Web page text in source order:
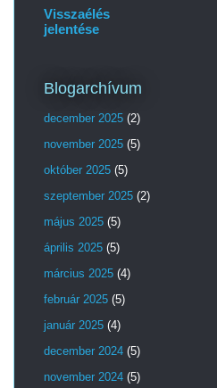
Visszaélés
jelentése
Blogarchívum
december 2025 (2)
november 2025 (5)
október 2025 (5)
szeptember 2025 (2)
május 2025 (5)
április 2025 (5)
március 2025 (4)
február 2025 (5)
január 2025 (4)
december 2024 (5)
november 2024 (5)